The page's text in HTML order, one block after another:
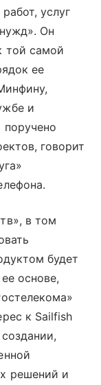
услуг
Он
той самой
ее
и
поручено
говорит
в том
будет
основе,
к Sailfish
решений и